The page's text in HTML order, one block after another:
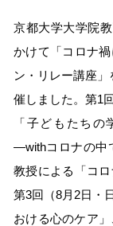
京都大学大学院
かけて「コロナ
ン・リレー講座
催しました。第1
「子どもたち
―withコロナの中
教授による「コ
第3回（8月2日・
おける心のケア